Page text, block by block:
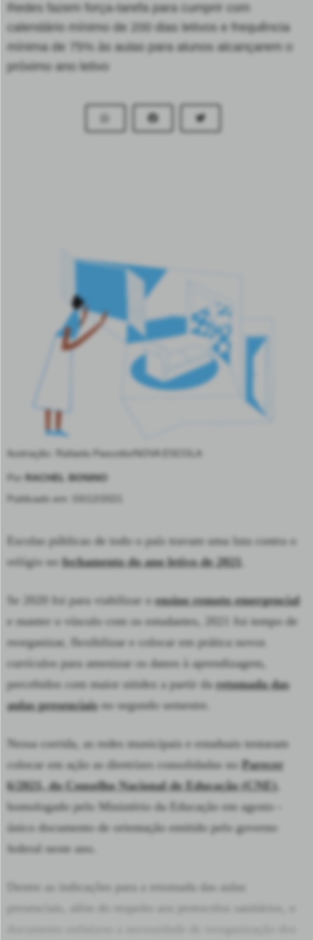
Redes fazem força-tarefa para cumprir com
calendário mínimo de 200 dias letivos e frequência
mínima de 75% às aulas para alunos alcançarem o
próximo ano letivo
Ilustração: Rafaela Pascotto/NOVA ESCOLA
Por
RACHEL BONINO
Publicado em: 03/12/2021
Escolas públicas de todo o país travam uma luta contra o
relógio no fechamento do ano letivo de 2021
Se 2020 foi para viabilizar oensino remoto emergencial
e manter o vínculo com os estudantes, 2021 foi tempo de
reorganizar, flexibilizar e colocar em prática novos
currículos para amenizar os danos à aprendizagem,
percebidos com maior nitidez a partir daretomada das
aulas presenciaisno segundo semestre.
Nessa corrida, as redes municipais e estaduais tentaram
colocar em ação as diretrizes consolidadas no Parecer
6/2021, do Conselho Nacional de Educação (CNE),
homologado pelo Ministério da Educação em agosto -
único documento de orientação emitido pelo governo
federal neste ano.
Dentre as indicações para a retomada das aulas